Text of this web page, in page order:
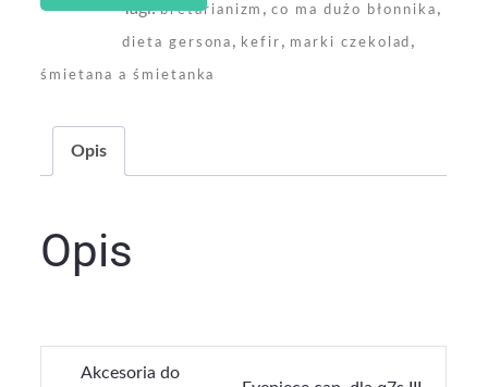
Tagi:bretarianizm ,co ma dużo błonnika ,
dieta gersona , kefir , marki czekolad ,
śmietana a śmietanka
Opis
Opis
Akcesoria do